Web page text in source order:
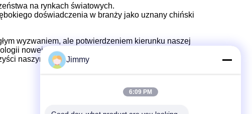
na rynkach światowych.
doświadczenia w branży jako uznany chiński
wyzwaniem, ale potwierdzeniem kierunku naszej
nowej generacji z formatami baterii
naszym klientom.
Jimmy
6:09 PM